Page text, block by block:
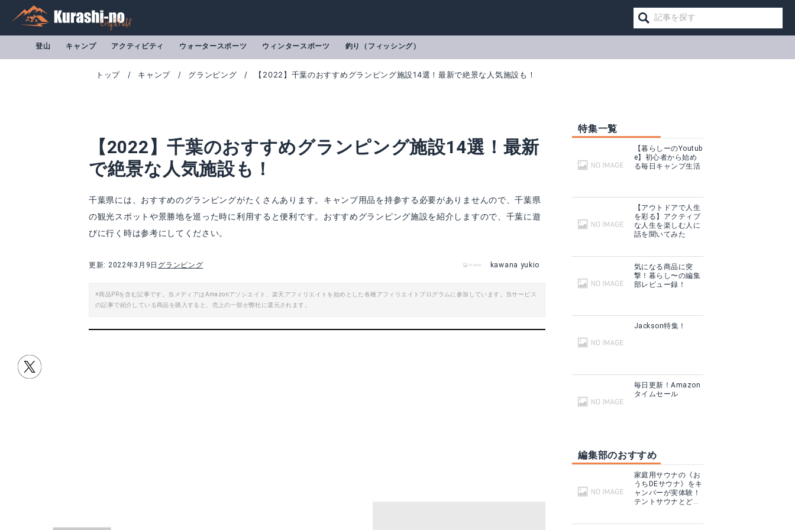
登山 キャンプ アクティビティ ウォータースポーツ ウィンタースポーツ 釣り（フィッシング）
トップ キャンプ グランピング 【2022】千葉のおすすめグランピング施設14選！最新で絶景な人気施設も！
【2022】千葉のおすすめグランピング施設14選！最新
で絶景な人気施設も！
千葉県には、おすすめのグランピングがたくさんあります。キャンプ用品を持参する必要がありませんので、千葉県
の観光スポットや景勝地を巡った時に利用すると便利です。おすすめグランピング施設を紹介しますので、千葉に遊
びに行く時は参考にしてください。
更新: 2022年3月9日 グランピング kawana yukio
※商品PRを含む記事です。当メディアはAmazonアソシエイト、楽天アフィリエイトを始めとした各種アフィリエイトプログラムに参加しています。当サービス
の記事で紹介している商品を購入すると、売上の一部が弊社に還元されます。
特集一覧
【暮らしーのYoutub
e】初心者から始め
る毎日キャンプ生活
【アウトドアで人生
を彩る】アクティブ
な人生を楽しむ人に
話を聞いてみた
気になる商品に突
撃！暮らし〜の編集
部レビュー録！
Jackson特集！
毎日更新！Amazon
タイムセール
編集部のおすすめ
家庭用サウナの《お
うちDEサウナ》をキ
ャンパーが実体験！
テントサウナとどこ